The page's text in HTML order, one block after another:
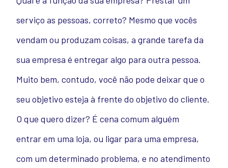
serviço as pessoas, correto? Mesmo que vocês
vendam ou produzam coisas, a grande tarefa da
sua empresa é entregar algo para outra pessoa.
Muito bem, contudo, você não pode deixar que o
seu objetivo esteja à frente do objetivo do cliente.
O que quero dizer? É cena comum alguém
entrar em uma loja, ou ligar para uma empresa,
com um determinado problema, e no atendimento